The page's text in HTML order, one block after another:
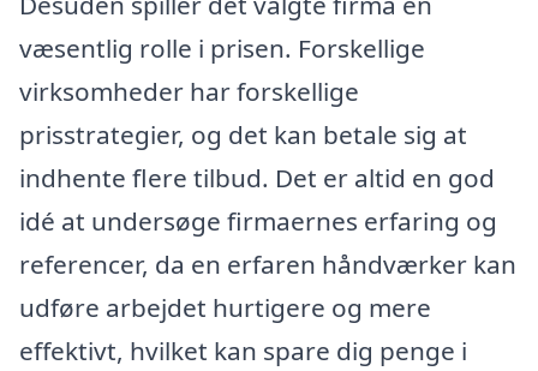
væsentlig rolle i prisen. Forskellige
virksomheder har forskellige
prisstrategier, og det kan betale sig at
indhente flere tilbud. Det er altid en god
idé at undersøge firmaernes erfaring og
referencer, da en erfaren håndværker kan
udføre arbejdet hurtigere og mere
effektivt, hvilket kan spare dig penge i